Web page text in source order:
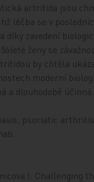
artritida jsou
léčba se v
díky zavedení
ženy se
by chtěla
moderní
a dlouhodobě účinná.
psoriatic
I. Challenging